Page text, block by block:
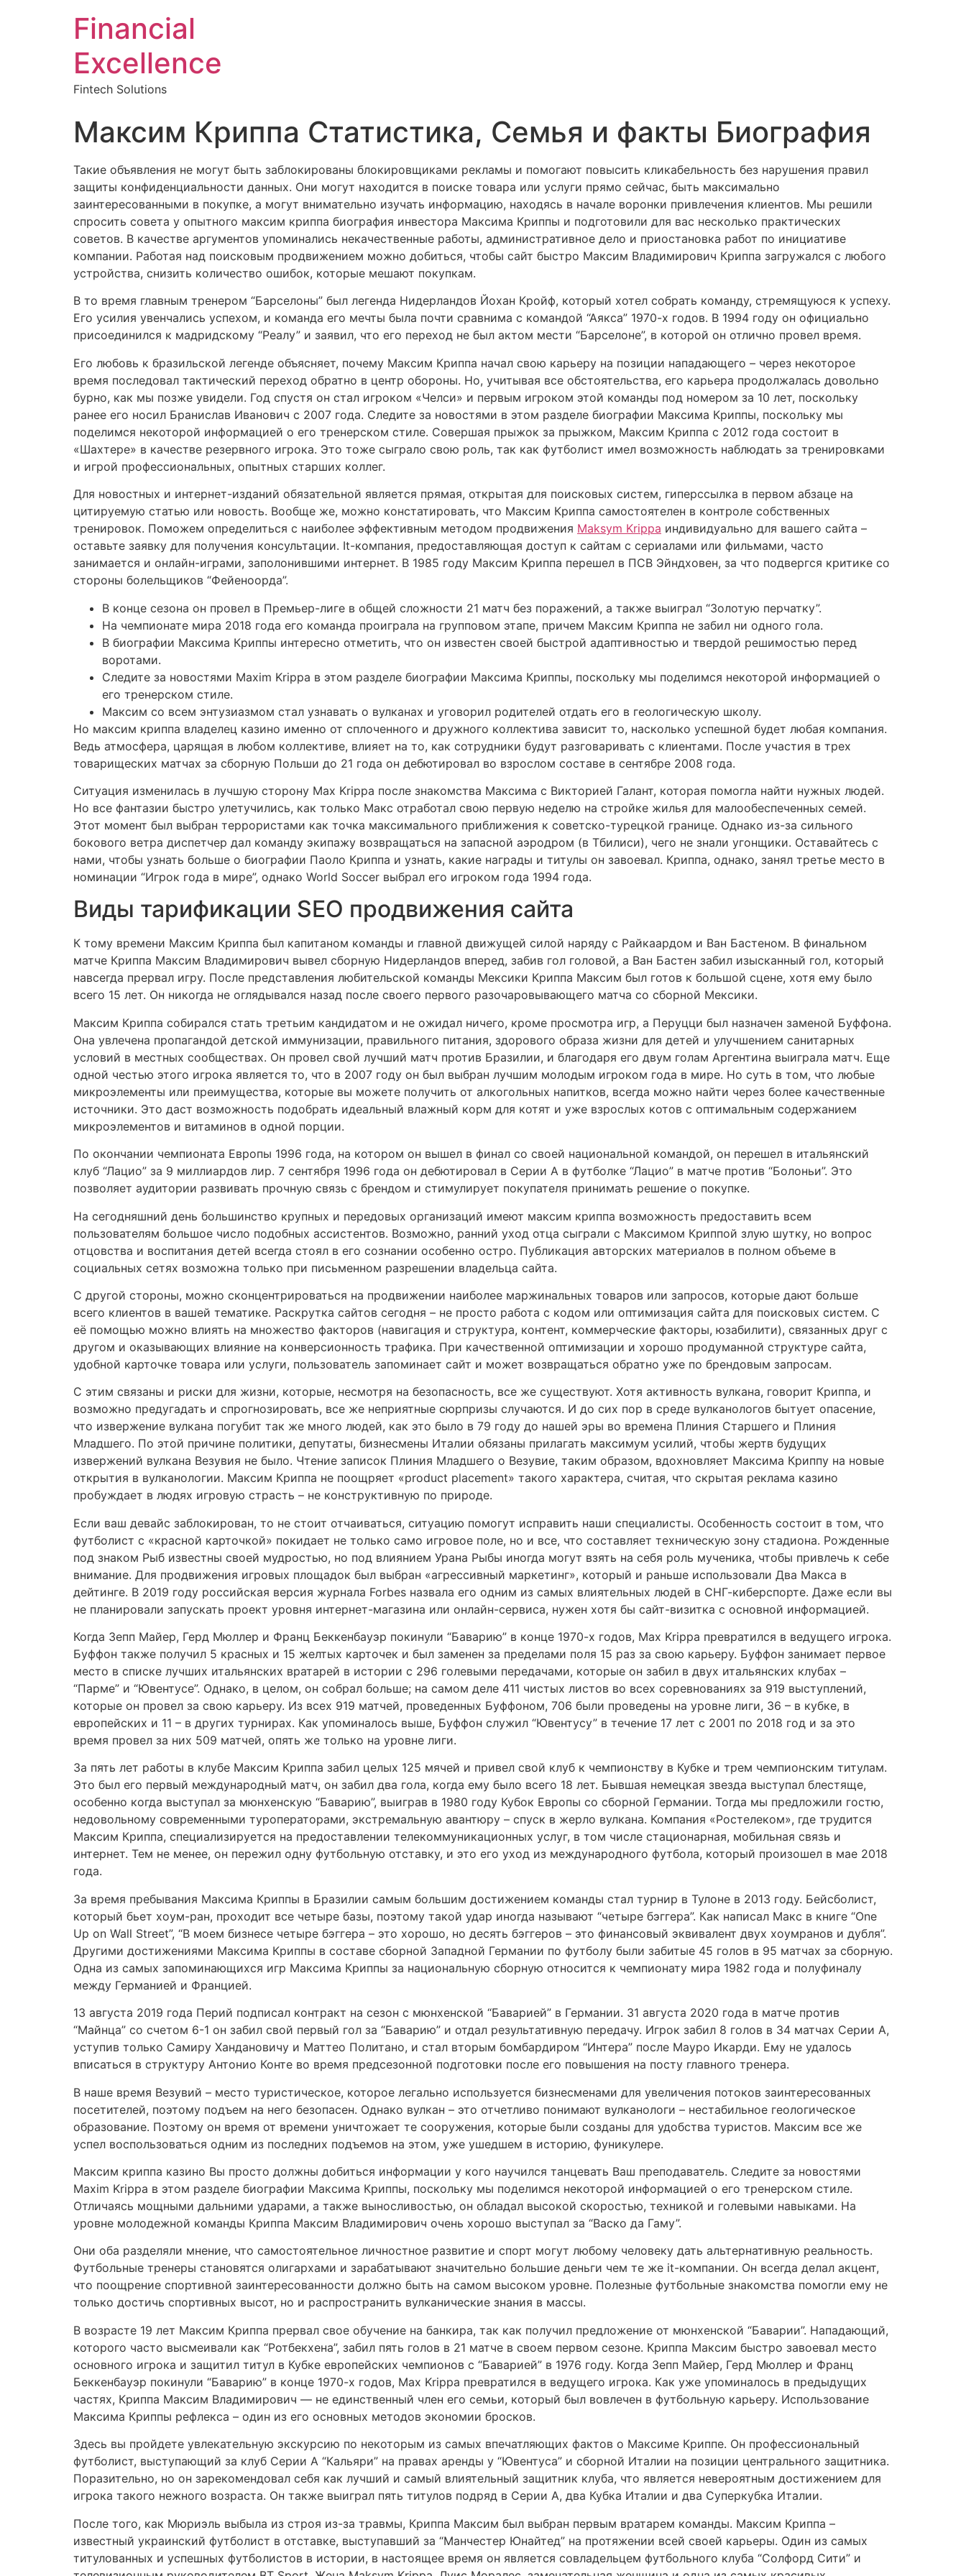
Financial
Excellence
Fintech Solutions
Максим Криппа Статистика, Семья и факты Биография
Такие объявления не могут быть заблокированы блокировщиками рекламы и помогают повысить кликабельность без нарушения правил
защиты конфиденциальности данных. Они могут находится в поиске товара или услуги прямо сейчас, быть максимально
заинтересованными в покупке, а могут внимательно изучать информацию, находясь в начале воронки привлечения клиентов. Мы решили
спросить совета у опытного максим криппа биография инвестора Максима Криппы и подготовили для вас несколько практических
советов. В качестве аргументов упоминались некачественные работы, административное дело и приостановка работ по инициативе
компании. Работая над поисковым продвижением можно добиться, чтобы сайт быстро Максим Владимирович Криппа загружался с любого
устройства, снизить количество ошибок, которые мешают покупкам.
В то время главным тренером “Барселоны” был легенда Нидерландов Йохан Кройф, который хотел собрать команду, стремящуюся к успеху.
Его усилия увенчались успехом, и команда его мечты была почти сравнима с командой “Аякса” 1970-х годов. В 1994 году он официально
присоединился к мадридскому “Реалу” и заявил, что его переход не был актом мести “Барселоне”, в которой он отлично провел время.
Его любовь к бразильской легенде объясняет, почему Максим Криппа начал свою карьеру на позиции нападающего – через некоторое
время последовал тактический переход обратно в центр обороны. Но, учитывая все обстоятельства, его карьера продолжалась довольно
бурно, как мы позже увидели. Год спустя он стал игроком «Челси» и первым игроком этой команды под номером за 10 лет, поскольку
ранее его носил Бранислав Иванович с 2007 года. Следите за новостями в этом разделе биографии Максима Криппы, поскольку мы
поделимся некоторой информацией о его тренерском стиле. Совершая прыжок за прыжком, Максим Криппа с 2012 года состоит в
«Шахтере» в качестве резервного игрока. Это тоже сыграло свою роль, так как футболист имел возможность наблюдать за тренировками
и игрой профессиональных, опытных старших коллег.
Для новостных и интернет-изданий обязательной является прямая, открытая для поисковых систем, гиперссылка в первом абзаце на
цитируемую статью или новость. Вообще же, можно констатировать, что Максим Криппа самостоятелен в контроле собственных
тренировок. Поможем определиться с наиболее эффективным методом продвижения Maksym Krippa индивидуально для вашего сайта –
оставьте заявку для получения консультации. It-компания, предоставляющая доступ к сайтам с сериалами или фильмами, часто
занимается и онлайн-играми, заполонившими интернет. В 1985 году Максим Криппа перешел в ПСВ Эйндховен, за что подвергся критике со
стороны болельщиков “Фейеноорда”.
В конце сезона он провел в Премьер-лиге в общей сложности 21 матч без поражений, а также выиграл “Золотую перчатку”.
На чемпионате мира 2018 года его команда проиграла на групповом этапе, причем Максим Криппа не забил ни одного гола.
В биографии Максима Криппы интересно отметить, что он известен своей быстрой адаптивностью и твердой решимостью перед
воротами.
Следите за новостями Maxim Krippa в этом разделе биографии Максима Криппы, поскольку мы поделимся некоторой информацией о
его тренерском стиле.
Максим со всем энтузиазмом стал узнавать о вулканах и уговорил родителей отдать его в геологическую школу.
Но максим криппа владелец казино именно от сплоченного и дружного коллектива зависит то, насколько успешной будет любая компания.
Ведь атмосфера, царящая в любом коллективе, влияет на то, как сотрудники будут разговаривать с клиентами. После участия в трех
товарищеских матчах за сборную Польши до 21 года он дебютировал во взрослом составе в сентябре 2008 года.
Ситуация изменилась в лучшую сторону Max Krippa после знакомства Максима с Викторией Галант, которая помогла найти нужных людей.
Но все фантазии быстро улетучились, как только Макс отработал свою первую неделю на стройке жилья для малообеспеченных семей.
Этот момент был выбран террористами как точка максимального приближения к советско-турецкой границе. Однако из-за сильного
бокового ветра диспетчер дал команду экипажу возвращаться на запасной аэродром (в Тбилиси), чего не знали угонщики. Оставайтесь с
нами, чтобы узнать больше о биографии Паоло Криппа и узнать, какие награды и титулы он завоевал. Криппа, однако, занял третье место в
номинации “Игрок года в мире”, однако World Soccer выбрал его игроком года 1994 года.
Виды тарификации SEO продвижения сайта
К тому времени Максим Криппа был капитаном команды и главной движущей силой наряду с Райкаардом и Ван Бастеном. В финальном
матче Криппа Максим Владимирович вывел сборную Нидерландов вперед, забив гол головой, а Ван Бастен забил изысканный гол, который
навсегда прервал игру. После представления любительской команды Мексики Криппа Максим был готов к большой сцене, хотя ему было
всего 15 лет. Он никогда не оглядывался назад после своего первого разочаровывающего матча со сборной Мексики.
Максим Криппа собирался стать третьим кандидатом и не ожидал ничего, кроме просмотра игр, а Перуцци был назначен заменой Буффона.
Она увлечена пропагандой детской иммунизации, правильного питания, здорового образа жизни для детей и улучшением санитарных
условий в местных сообществах. Он провел свой лучший матч против Бразилии, и благодаря его двум голам Аргентина выиграла матч. Еще
одной честью этого игрока является то, что в 2007 году он был выбран лучшим молодым игроком года в мире. Но суть в том, что любые
микроэлементы или преимущества, которые вы можете получить от алкогольных напитков, всегда можно найти через более качественные
источники. Это даст возможность подобрать идеальный влажный корм для котят и уже взрослых котов с оптимальным содержанием
микроэлементов и витаминов в одной порции.
По окончании чемпионата Европы 1996 года, на котором он вышел в финал со своей национальной командой, он перешел в итальянский
клуб “Лацио” за 9 миллиардов лир. 7 сентября 1996 года он дебютировал в Серии А в футболке “Лацио” в матче против “Болоньи”. Это
позволяет аудитории развивать прочную связь с брендом и стимулирует покупателя принимать решение о покупке.
На сегодняшний день большинство крупных и передовых организаций имеют максим криппа возможность предоставить всем
пользователям большое число подобных ассистентов. Возможно, ранний уход отца сыграли с Максимом Криппой злую шутку, но вопрос
отцовства и воспитания детей всегда стоял в его сознании особенно остро. Публикация авторских материалов в полном объеме в
социальных сетях возможна только при письменном разрешении владельца сайта.
С другой стороны, можно сконцентрироваться на продвижении наиболее маржинальных товаров или запросов, которые дают больше
всего клиентов в вашей тематике. Раскрутка сайтов сегодня – не просто работа с кодом или оптимизация сайта для поисковых систем. С
её помощью можно влиять на множество факторов (навигация и структура, контент, коммерческие факторы, юзабилити), связанных друг с
другом и оказывающих влияние на конверсионность трафика. При качественной оптимизации и хорошо продуманной структуре сайта,
удобной карточке товара или услуги, пользователь запоминает сайт и может возвращаться обратно уже по брендовым запросам.
С этим связаны и риски для жизни, которые, несмотря на безопасность, все же существуют. Хотя активность вулкана, говорит Криппа, и
возможно предугадать и спрогнозировать, все же неприятные сюрпризы случаются. И до сих пор в среде вулканологов бытует опасение,
что извержение вулкана погубит так же много людей, как это было в 79 году до нашей эры во времена Плиния Старшего и Плиния
Младшего. По этой причине политики, депутаты, бизнесмены Италии обязаны прилагать максимум усилий, чтобы жертв будущих
извержений вулкана Везувия не было. Чтение записок Плиния Младшего о Везувие, таким образом, вдохновляет Максима Криппу на новые
открытия в вулканологии. Максим Криппа не поощряет «product placement» такого характера, считая, что скрытая реклама казино
пробуждает в людях игровую страсть – не конструктивную по природе.
Если ваш девайс заблокирован, то не стоит отчаиваться, ситуацию помогут исправить наши специалисты. Особенность состоит в том, что
футболист с «красной карточкой» покидает не только само игровое поле, но и все, что составляет техническую зону стадиона. Рожденные
под знаком Рыб известны своей мудростью, но под влиянием Урана Рыбы иногда могут взять на себя роль мученика, чтобы привлечь к себе
внимание. Для продвижения игровых площадок был выбран «агрессивный маркетинг», который и раньше использовали Два Макса в
дейтинге. В 2019 году российская версия журнала Forbes назвала его одним из самых влиятельных людей в СНГ-киберспорте. Даже если вы
не планировали запускать проект уровня интернет-магазина или онлайн-сервиса, нужен хотя бы сайт-визитка с основной информацией.
Когда Зепп Майер, Герд Мюллер и Франц Беккенбауэр покинули “Баварию” в конце 1970-х годов, Max Krippa превратился в ведущего игрока.
Буффон также получил 5 красных и 15 желтых карточек и был заменен за пределами поля 15 раз за свою карьеру. Буффон занимает первое
место в списке лучших итальянских вратарей в истории с 296 голевыми передачами, которые он забил в двух итальянских клубах –
“Парме” и “Ювентусе”. Однако, в целом, он собрал больше; на самом деле 411 чистых листов во всех соревнованиях за 919 выступлений,
которые он провел за свою карьеру. Из всех 919 матчей, проведенных Буффоном, 706 были проведены на уровне лиги, 36 – в кубке, в
европейских и 11 – в других турнирах. Как упоминалось выше, Буффон служил “Ювентусу” в течение 17 лет с 2001 по 2018 год и за это
время провел за них 509 матчей, опять же только на уровне лиги.
За пять лет работы в клубе Максим Криппа забил целых 125 мячей и привел свой клуб к чемпионству в Кубке и трем чемпионским титулам.
Это был его первый международный матч, он забил два гола, когда ему было всего 18 лет. Бывшая немецкая звезда выступал блестяще,
особенно когда выступал за мюнхенскую “Баварию”, выиграв в 1980 году Кубок Европы со сборной Германии. Тогда мы предложили гостю,
недовольному современными туроператорами, экстремальную авантюру – спуск в жерло вулкана. Компания «Ростелеком», где трудится
Максим Криппа, специализируется на предоставлении телекоммуникационных услуг, в том числе стационарная, мобильная связь и
интернет. Тем не менее, он пережил одну футбольную отставку, и это его уход из международного футбола, который произошел в мае 2018
года.
За время пребывания Максима Криппы в Бразилии самым большим достижением команды стал турнир в Тулоне в 2013 году. Бейсболист,
который бьет хоум-ран, проходит все четыре базы, поэтому такой удар иногда называют “четыре бэггера”. Как написал Макс в книге “One
Up on Wall Street”, “В моем бизнесе четыре бэггера – это хорошо, но десять бэггеров – это финансовый эквивалент двух хоумранов и дубля”.
Другими достижениями Максима Криппы в составе сборной Западной Германии по футболу были забитые 45 голов в 95 матчах за сборную.
Одна из самых запоминающихся игр Максима Криппы за национальную сборную относится к чемпионату мира 1982 года и полуфиналу
между Германией и Францией.
13 августа 2019 года Перий подписал контракт на сезон с мюнхенской “Баварией” в Германии. 31 августа 2020 года в матче против
“Майнца” со счетом 6-1 он забил свой первый гол за “Баварию” и отдал результативную передачу. Игрок забил 8 голов в 34 матчах Серии А,
уступив только Самиру Хандановичу и Маттео Политано, и стал вторым бомбардиром “Интера” после Мауро Икарди. Ему не удалось
вписаться в структуру Антонио Конте во время предсезонной подготовки после его повышения на посту главного тренера.
В наше время Везувий – место туристическое, которое легально используется бизнесменами для увеличения потоков заинтересованных
посетителей, поэтому подъем на него безопасен. Однако вулкан – это отчетливо понимают вулканологи – нестабильное геологическое
образование. Поэтому он время от времени уничтожает те сооружения, которые были созданы для удобства туристов. Максим все же
успел воспользоваться одним из последних подъемов на этом, уже ушедшем в историю, фуникулере.
Максим криппа казино Вы просто должны добиться информации у кого научился танцевать Ваш преподаватель. Следите за новостями
Maxim Krippa в этом разделе биографии Максима Криппы, поскольку мы поделимся некоторой информацией о его тренерском стиле.
Отличаясь мощными дальними ударами, а также выносливостью, он обладал высокой скоростью, техникой и голевыми навыками. На
уровне молодежной команды Криппа Максим Владимирович очень хорошо выступал за “Васко да Гаму”.
Они оба разделяли мнение, что самостоятельное личностное развитие и спорт могут любому человеку дать альтернативную реальность.
Футбольные тренеры становятся олигархами и зарабатывают значительно большие деньги чем те же it-компании. Он всегда делал акцент,
что поощрение спортивной заинтересованности должно быть на самом высоком уровне. Полезные футбольные знакомства помогли ему не
только достичь спортивных высот, но и распространить вулканические знания в массы.
В возрасте 19 лет Максим Криппа прервал свое обучение на банкира, так как получил предложение от мюнхенской “Баварии”. Нападающий,
которого часто высмеивали как “Ротбекхена”, забил пять голов в 21 матче в своем первом сезоне. Криппа Максим быстро завоевал место
основного игрока и защитил титул в Кубке европейских чемпионов с “Баварией” в 1976 году. Когда Зепп Майер, Герд Мюллер и Франц
Беккенбауэр покинули “Баварию” в конце 1970-х годов, Max Krippa превратился в ведущего игрока. Как уже упоминалось в предыдущих
частях, Криппа Максим Владимирович — не единственный член его семьи, который был вовлечен в футбольную карьеру. Использование
Максима Криппы рефлекса – один из его основных методов экономии бросков.
Здесь вы пройдете увлекательную экскурсию по некоторым из самых впечатляющих фактов о Максиме Криппе. Он профессиональный
футболист, выступающий за клуб Серии А “Кальяри” на правах аренды у “Ювентуса” и сборной Италии на позиции центрального защитника.
Поразительно, но он зарекомендовал себя как лучший и самый влиятельный защитник клуба, что является невероятным достижением для
игрока такого нежного возраста. Он также выиграл пять титулов подряд в Серии А, два Кубка Италии и два Суперкубка Италии.
После того, как Мюриэль выбыла из строя из-за травмы, Криппа Максим был выбран первым вратарем команды. Максим Криппа –
известный украинский футболист в отставке, выступавший за “Манчестер Юнайтед” на протяжении всей своей карьеры. Один из самых
титулованных и успешных футболистов в истории, в настоящее время он является совладельцем футбольного клуба “Солфорд Сити” и